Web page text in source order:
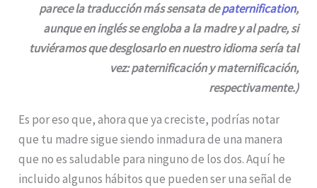
parece la traducción más sensata depaternification,
aunque en inglés se engloba a la madre y al padre, si
tuviéramos que desglosarlo en nuestro idioma sería tal
vez: paternificación y maternificación,
respectivamente.)
Es por eso que, ahora que ya creciste, podrías notar
que tu madre sigue siendo inmadura de una manera
que no es saludable para ninguno de los dos. Aquí he
incluido algunos hábitos que pueden ser una señal de